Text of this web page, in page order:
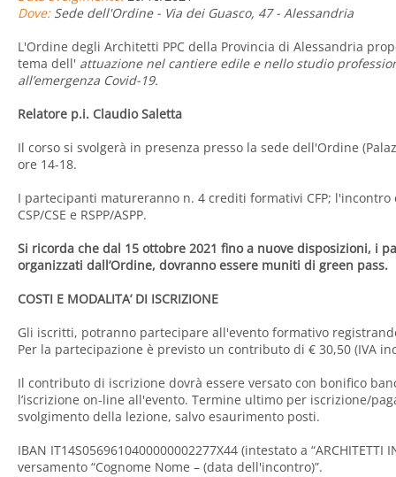
Dove:Sede dell'Ordine - Via dei Guasco, 47 - Alessandria
L'Ordine degli Architetti PPC della Provincia di Alessandria
tema dell' attuazione nel cantiere edile e nello studio
all’emergenza Covid-19.
Relatore p.i. Claudio Saletta
Il corso si svolgerà in presenza presso la sede dell'Ordine
ore 14-18.
I partecipanti matureranno n. 4 crediti formativi CFP; l'incontro
CSP/CSE e RSPP/ASPP.
Si ricorda che dal 15 ottobre 2021 fino a nuove disposizioni, i
organizzati dall’Ordine, dovranno essere muniti di green pass.
COSTI E MODALITA’ DI ISCRIZIONE
Gli iscritti, potranno partecipare all'evento formativo
Per la partecipazione è previsto un contributo di € 30,50 (IVA
Il contributo di iscrizione dovrà essere versato con bonifico
l’iscrizione on-line all'evento. Termine ultimo per iscrizione/
svolgimento della lezione, salvo esaurimento posti.
IBAN IT14S0569610400000002277X44 (intestato a “ARCHITETTI
versamento “Cognome Nome – (data dell'incontro)”.